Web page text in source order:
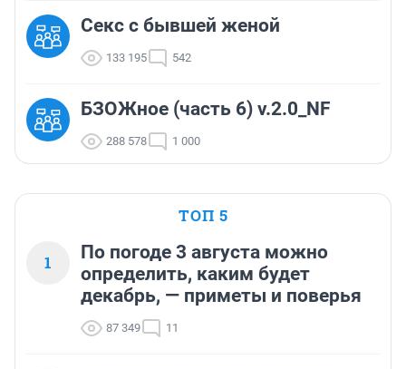
Секс с бывшей женой
133 195 542
БЗОЖное (часть 6) v.2.0_NF
288 578 1 000
ТОП 5
1
По погоде 3 августа можно
определить, каким будет
декабрь, — приметы и поверья
87 349 11